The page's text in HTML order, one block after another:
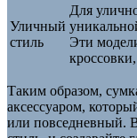
Уличный
стиль
Для
Эти
Таким образом,
аксессуаром,
или повседневный.